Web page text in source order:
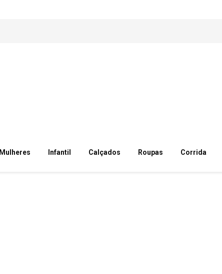
Mulheres Infantil Calçados Roupas Corrida